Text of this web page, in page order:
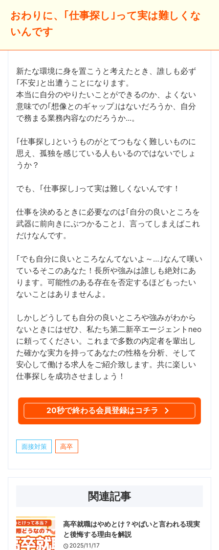
おわりに、｢仕事探し｣って実は難しくな
いんです
新たな環境に身を置こうと考えたとき、誰しも必ず
｢不安｣と出遭うことになります。
本当に自分のやりたいことができるのか、よくない
意味での｢想像とのギャップ｣はないだろうか、自分
で務まる業務内容なのだろうか...。
｢仕事探し｣というものがとてつもなく難しいものに
思え、孤独を感じている人もいるのではないでしょ
うか？
でも、｢仕事探し｣って実は難しくないんです！
仕事を決めるときに必要なのは｢自分の良いところを
武器に前向きにぶつかること｣、言ってしまえばこれ
だけなんです。
｢でも自分に良いところなんてないよ～…｣なんて嘆い
ているそこのあなた！長所や強みは誰しも絶対にあ
ります。可能性のある存在を否定するほどもったい
ないことはありませんよ。
しかしどうしても自分の良いところや強みがわから
ないときにはぜひ、私たち第二新卒エージェントneo
に頼ってください。これまで多数の内定者を輩出し
た確かな実力を持ってあなたの性格を分析、そして
安心して働ける求人をご紹介致します。共に楽しい
仕事探しを成功させましょう！
20秒で終わる会員登録はコチラ
面接対策 高卒
関連記事
高卒就職はやめとけ？やばいと言われる現実
と後悔する理由を解説
2025/11/17